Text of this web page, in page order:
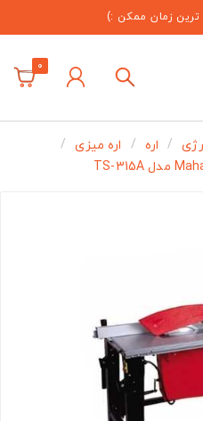
ترین زمان ممکن :)
0
اره
اره میزی